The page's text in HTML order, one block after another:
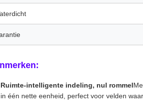
Ruimte-intelligente indeling, nul rommel
in één nette eenheid, perfect voor velden